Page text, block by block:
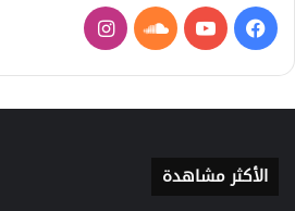
فيسبوكيوتيوبساوند
كلاود
انستقرام
الأكثر مشاهدة